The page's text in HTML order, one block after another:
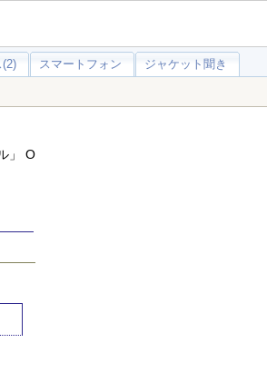
(2) スマートフォン ジャケット聞き
」 O